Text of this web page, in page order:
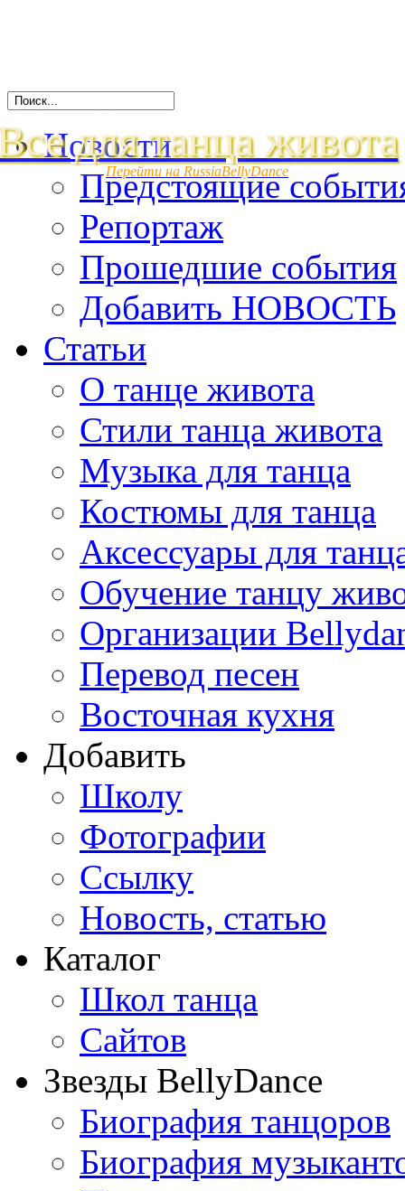
для танца живота
Перейти на RussiaBellyDance
Новости
Предстоящие
Репортаж
Прошедшие события
Добавить НОВОСТЬ
Статьи
О танце живота
Стили танца живота
Музыка для танца
Костюмы для танца
Аксессуары для
Обучение танцу
Организации
Перевод песен
Восточная кухня
Добавить
Школу
Фотографии
Ссылку
Новость, статью
Каталог
Школ танца
Сайтов
Звезды BellyDance
Биография танцоров
Биография